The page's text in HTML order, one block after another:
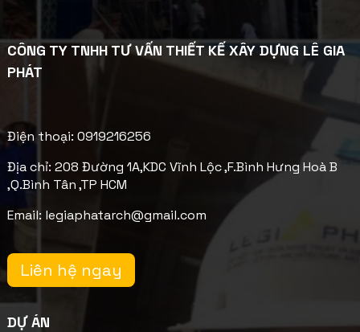
CÔNG TY TNHH TƯ VẤN THIẾT KẾ XÂY DỰNG LÊ GIA
PHÁT
Điện thoại: 0919216256
Địa chỉ: 208 Đường 1A,KDC Vĩnh Lộc ,F.Bình Hưng Hoà B
,Q.Bình Tân ,TP HCM
Email: legiaphatarch@gmail.com
Liên hệ ngay
DỰ ÁN